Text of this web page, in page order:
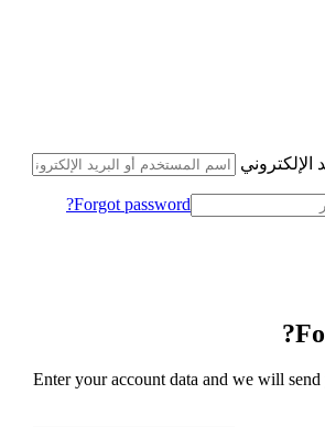
الإلكتروني
Forgot password?
Enter your account data and we will